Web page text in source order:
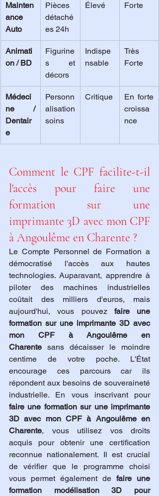
Mainten
ance
Auto
Pièces
détaché
es 24h
Élevé Forte
Animati
on / BD
Figurine
s et
décors
Indispe
nsable
Très
Forte
Médeci
ne /
Dentair
e
Personn
alisation
soins
Critique
En forte
croissa
nce
Comment le CPF facilite-t-il
l'accès pour faire une
formation sur une
imprimante 3D avec mon CPF
à Angoulême en Charente ?
Le Compte Personnel de Formation a
démocratisé l'accès aux hautes
technologies. Auparavant, apprendre à
piloter des machines industrielles
coûtait des milliers d'euros, mais
aujourd'hui, vous pouvez faire une
formation sur une imprimante 3D avec
mon CPF à Angoulême en
Charente sans décaisser le moindre
centime de votre poche. L'État
encourage ces parcours car ils
répondent aux besoins de souveraineté
industrielle. En vous inscrivant pour
faire une formation sur une imprimante
3D avec mon CPF à Angoulême en
Charente, vous utilisez vos droits
acquis pour obtenir une certification
reconnue nationalement. Il est crucial
de vérifier que le programme choisi
vous permet également de faire une
formation modélisation 3D pour